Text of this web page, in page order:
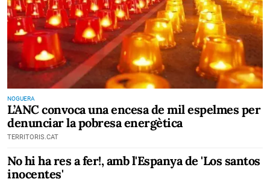
NOGUERA
L’ANC convoca una encesa de mil espelmes per
denunciar la pobresa energètica
TERRITORIS.CAT
No hi ha res a fer!, amb l'Espanya de 'Los santos
inocentes'